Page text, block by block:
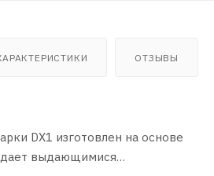
ОТЗЫВЫ
DX1 изготовлен на основе
выдающимися